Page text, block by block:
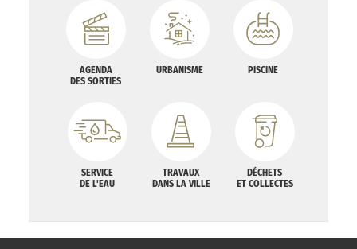
AGENDA
DES SORTIES
URBANISME PISCINE
SERVICE
DE L'EAU
TRAVAUX
DANS LA VILLE
DÉCHETS
ET COLLECTES